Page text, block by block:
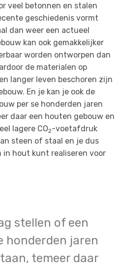
veel betonnen en stalen
geschiedenis vormt
dan weer een actueel
kan ook gemakkelijker
worden ontworpen dan
de materialen op
langer leven beschoren zijn
En je kan je ook de
per se honderden jaren
daar een houten gebouw en
lagere CO2-voetafdruk
steen of staal en je dus
in hout kunt realiseren voor
stellen of een
honderden jaren
temeer daar